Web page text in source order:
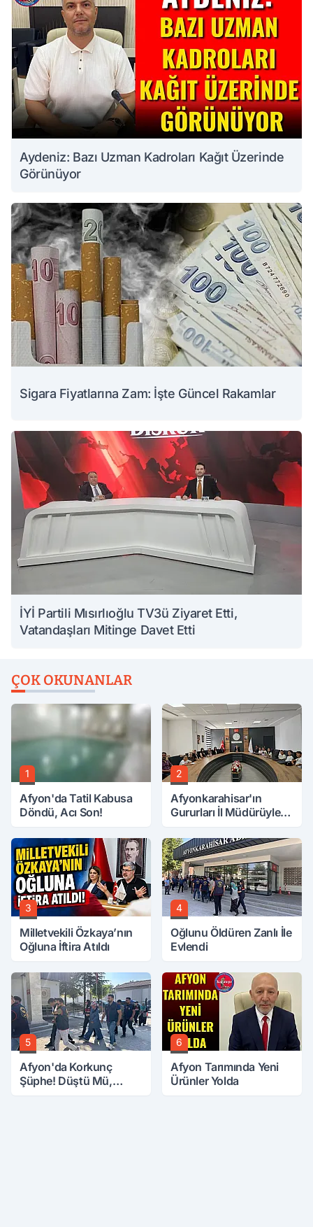
Aydeniz: Bazı Uzman Kadroları Kağıt Üzerinde
Görünüyor
Sigara Fiyatlarına Zam: İşte Güncel Rakamlar
İYİ Partili Mısırlıoğlu TV3ü Ziyaret Etti,
Vatandaşları Mitinge Davet Etti
ÇOK OKUNANLAR
1
Afyon'da Tatil Kabusa
Döndü, Acı Son!
2
Afyonkarahisar'ın
Gururları İl Müdürüyle
3
Milletvekili Özkaya’nın
Oğluna İftira Atıldı
4
Oğlunu Öldüren Zanlı İle
Evlendi
5
Afyon'da Korkunç
Şüphe! Düştü Mü,
6
Afyon Tarımında Yeni
Ürünler Yolda